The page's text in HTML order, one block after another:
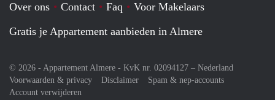
Over ons Contact Faq
Voor Makelaars
Gratis je Appartement aanbieden in Almere
© 2026 - Appartement Almere - KvK nr. 02094127 – Nederland
Voorwaarden & privacy
Disclaimer
Spam & nep-accounts
Account verwijderen